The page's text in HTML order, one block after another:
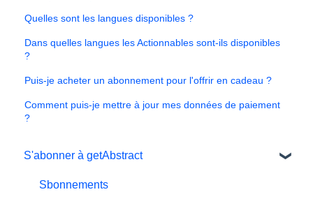
Quelles sont les langues disponibles ?
Dans quelles langues les Actionnables sont-ils disponibles
?
Puis-je acheter un abonnement pour l'offrir en cadeau ?
Comment puis-je mettre à jour mes données de paiement
?
S'abonner à getAbstract
Sbonnements